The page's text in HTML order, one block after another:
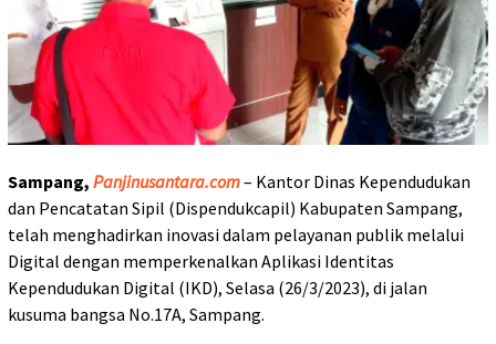
Sampang, Panjinusantara.com– Kantor Dinas Kependudukan
dan Pencatatan Sipil (Dispendukcapil) Kabupaten Sampang,
telah menghadirkan inovasi dalam pelayanan publik melalui
Digital dengan memperkenalkan Aplikasi Identitas
Kependudukan Digital (IKD), Selasa (26/3/2023), di jalan
kusuma bangsa No.17A, Sampang.